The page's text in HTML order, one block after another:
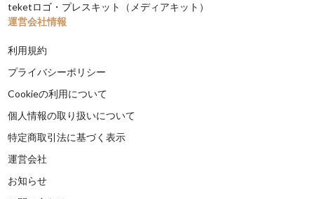
teketロゴ・プレスキット（メディアキット）
運営会社情報
利用規約
プライバシーポリシー
Cookieの利用について
個人情報の取り扱いについて
特定商取引法に基づく表示
運営会社
お知らせ